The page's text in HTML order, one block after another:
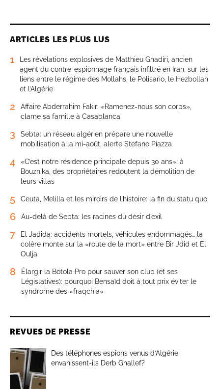
ARTICLES LES PLUS LUS
1
Les révélations explosives de Matthieu Ghadiri, ancien
agent du contre-espionnage français infiltré en Iran, sur les
liens entre le régime des Mollahs, le Polisario, le Hezbollah
et l’Algérie
2
Affaire Abderrahim Fakir: «Ramenez-nous son corps»,
clame sa famille à Casablanca
3
Sebta: un réseau algérien prépare une nouvelle
mobilisation à la mi-août, alerte Stefano Piazza
4
«C’est notre résidence principale depuis 30 ans»: à
Bouznika, des propriétaires redoutent la démolition de
leurs villas
5 Ceuta, Melilla et les miroirs de l’histoire: la fin du statu quo
6 Au-delà de Sebta: les racines du désir d’exil
7
El Jadida: accidents mortels, véhicules endommagés… la
colère monte sur la «route de la mort» entre Bir Jdid et El
Oulja
8
Élargir la Botola Pro pour sauver son club (et ses
Législatives): pourquoi Bensaïd doit à tout prix éviter le
syndrome des «fraqchia»
REVUES DE PRESSE
Des téléphones espions venus d’Algérie
envahissent-ils Derb Ghallef?